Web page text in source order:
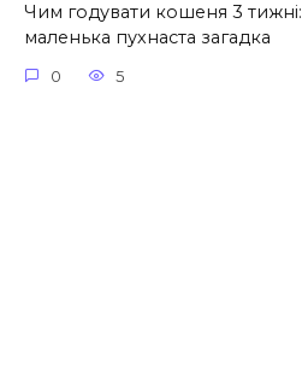
Чим годувати кошеня 3 тижні:
маленька пухнаста загадка
0 5